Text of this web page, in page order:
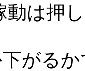
は押
がる